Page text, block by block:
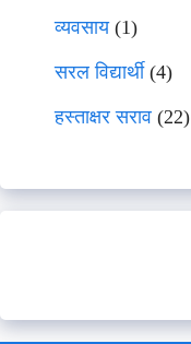
व्यवसाय(1)
सरल विद्यार्थी(4)
हस्ताक्षर सराव (22)